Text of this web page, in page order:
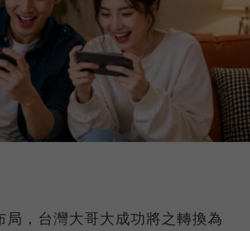
局，台灣大哥大成功將之轉換為